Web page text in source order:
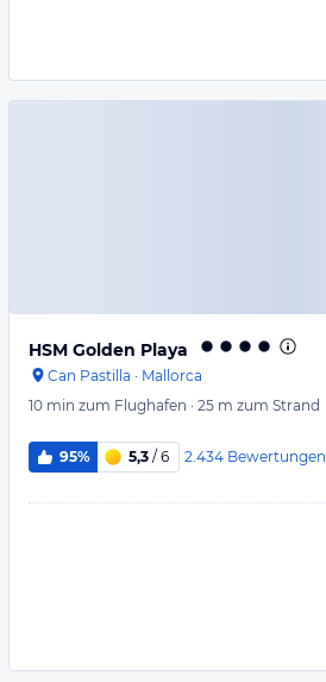
HSM Golden Playa
Can Pastilla · Mallorca
10 min zum Flughafen · 25 m zum Strand
95% 5,3 / 6 2.434 Bewertungen